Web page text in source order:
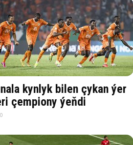
kynlyk bilen çykan ýer
çempiony ýeňdi